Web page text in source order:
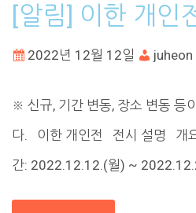
[알림] 이한 개인
2022년 12월 12일
※ 신규, 기간 변동, 장소 변동 등
다. 이한 개인전 전시 설명 개요
간: 2022.12.12.(월) ~